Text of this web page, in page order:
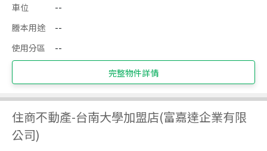
車位
--
謄本用途
--
使用分區
--
完整物件詳情
住商不動產-台南大學加盟店(富嘉達企業有限
公司)